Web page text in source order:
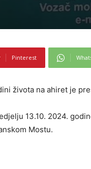
Pinterest
života na ahiret je
13.10. 2024.
Mostu.